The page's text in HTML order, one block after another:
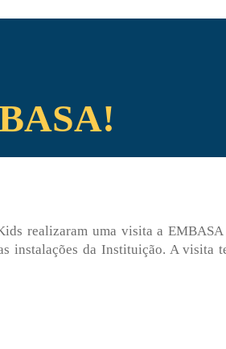
realizaram uma visita a
instalações da Instituição. A